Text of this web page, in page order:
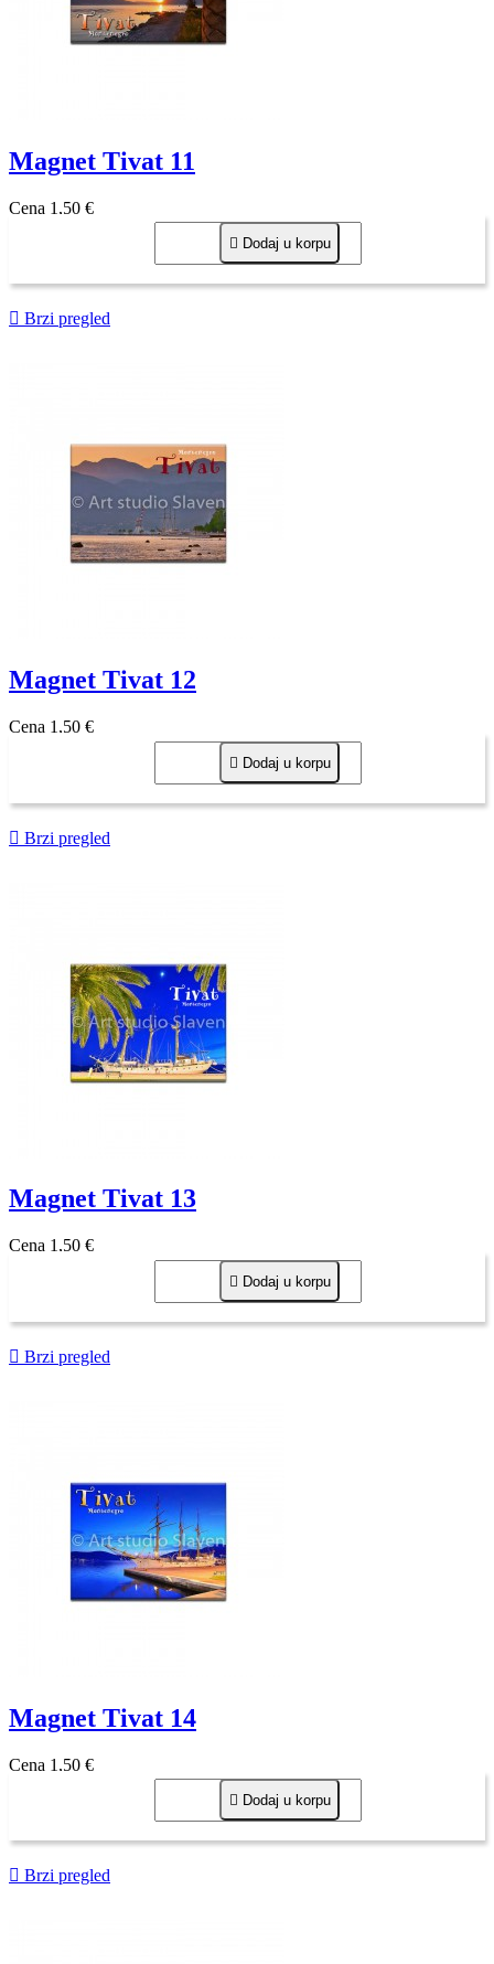
Magnet Tivat 11
Cena 1,50 €
 Dodaj u korpu
 Brzi pregled
Magnet Tivat 12
Cena 1,50 €
 Dodaj u korpu
 Brzi pregled
Magnet Tivat 13
Cena 1,50 €
 Dodaj u korpu
 Brzi pregled
Magnet Tivat 14
Cena 1,50 €
 Dodaj u korpu
 Brzi pregled